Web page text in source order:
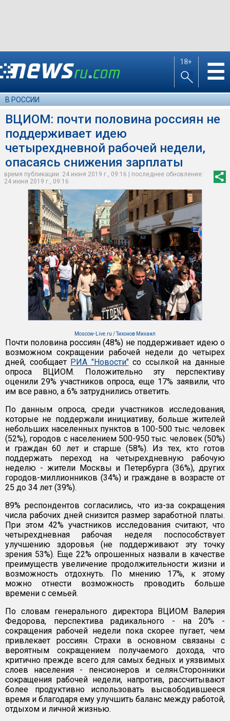
18+ ☰
В РОССИИ
ВЦИОМ: почти половина россиян не
поддерживает идею
четырехдневной рабочей недели,
опасаясь снижения зарплаты
время публикации: 24 июня 2019 г., 09:16 | последнее обновление:
24 июня 2019 г., 09:16
Moscow-Live.ru / Тихонов Михаил
Почти половина россиян (48%) не поддерживает идею о
возможном сокращении рабочей недели до четырех
дней, сообщает РИА "Новости"со ссылкой на данные
опроса ВЦИОМ. Положительно эту перспективу
оценили 29% участников опроса, еще 17% заявили, что
им все равно, а 6% затруднились ответить.
По данным опроса, среди участников исследования,
которые не поддержали инициативу, больше жителей
небольших населенных пунктов в 100-500 тыс. человек
(52%), городов с населением 500-950 тыс. человек (50%)
и граждан 60 лет и старше (58%). Из тех, кто готов
поддержать переход на четырехдневную рабочую
неделю - жители Москвы и Петербурга (36%), других
городов-миллионников (34%) и граждане в возрасте от
25 до 34 лет (39%).
89% респондентов согласились, что из-за сокращения
числа рабочих дней снизится размер заработной платы.
При этом 42% участников исследования считают, что
четырехдневная рабочая неделя поспособствует
улучшению здоровья (не поддерживают эту точку
зрения 53%). Еще 22% опрошенных назвали в качестве
преимуществ увеличение продолжительности жизни и
возможность отдохнуть. По мнению 17%, к этому
можно отнести возможность проводить больше
времени с семьей.
По словам генерального директора ВЦИОМ Валерия
Федорова, перспектива радикального - на 20% -
сокращения рабочей недели пока скорее пугает, чем
привлекает россиян. Страхи в основном связаны с
вероятным сокращением получаемого дохода, что
критично прежде всего для самых бедных и уязвимых
слоев населения - пенсионеров и селян.Сторонники
сокращения рабочей недели, напротив, рассчитывают
более продуктивно использовать высвободившееся
время и благодаря ему улучшить баланс между работой,
отдыхом и личной жизнью.